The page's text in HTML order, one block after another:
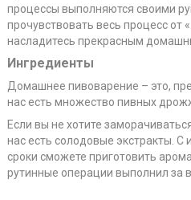
процессы выполняются своими
прочувствовать весь процесс от
насладитесь прекрасным
Ингредиенты
Домашнее пивоварение – это,
нас есть множество пивных
Если вы не хотите
нас есть солодовые экстракты.
сроки сможете приготовить
рутинные операции выполнил за